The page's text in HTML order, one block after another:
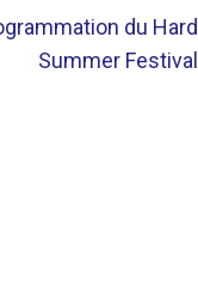
du Hard
Summer Festival